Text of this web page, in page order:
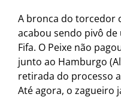
A bronca do torcedor
acabou sendo pivô
Fifa. O Peixe não
junto ao Hamburgo
retirada do processo
Até agora, o zagueiro